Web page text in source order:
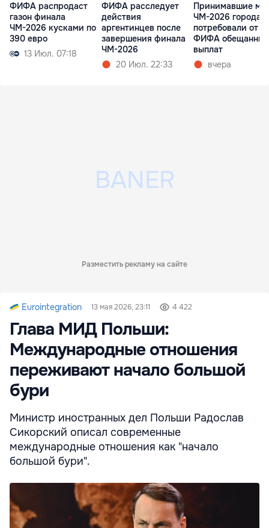
ФИФА распродаст
газон финала
ЧМ-2026 кусками по
390 евро
13 Июл. 07:18
ФИФА расследует
действия
аргентинцев после
завершения финала
ЧМ-2026
20 Июл. 22:33
Принимавшие
ЧМ-2026 города
потребовали от
ФИФА обещанных
выплат
вчера
Разместить рекламу на сайте
Eurointegration 13 мая 2026, 23:11 4 422
Глава МИД Польши:
Международные отношения
переживают начало большой
бури
Министр иностранных дел Польши Радослав
Сикорский описал современные
международные отношения как "начало
большой бури".